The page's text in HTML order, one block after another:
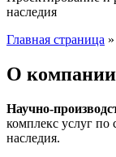
наследия
Главная страница »
О
Научно-
комплекс услуг по
наследия.